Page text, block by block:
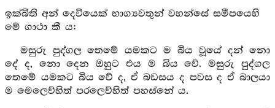
ඉක්බිති අන් දෙවියෙක් භාග්‍යවතුන් වහන්සේ සමීපයෙහි
මේ ගාථා කී ය:
මසුරු පුද්ගල තෙමේ යමකට ම බිය වූයේ දන් නො
දේ ද, නො දෙන ඔහුට එය ම බිය වේ. මසුරු පුද්ගල
තෙමේ යමකට බිය වේ ද, ඒ බඩසය ද පවස ද ඒ බාලයා
ම මෙලෙව්හිත් පරලෙව්හිත් පහස්නේ ය.